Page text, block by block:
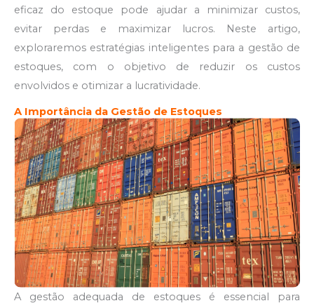
eficaz do estoque pode ajudar a minimizar custos,
evitar perdas e maximizar lucros. Neste artigo,
exploraremos estratégias inteligentes para a gestão de
estoques, com o objetivo de reduzir os custos
envolvidos e otimizar a lucratividade.
A Importância da Gestão de Estoques
A gestão adequada de estoques é essencial para